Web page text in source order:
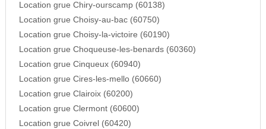
Location grue Chiry-ourscamp (60138)
Location grue Choisy-au-bac (60750)
Location grue Choisy-la-victoire (60190)
Location grue Choqueuse-les-benards (60360)
Location grue Cinqueux (60940)
Location grue Cires-les-mello (60660)
Location grue Clairoix (60200)
Location grue Clermont (60600)
Location grue Coivrel (60420)